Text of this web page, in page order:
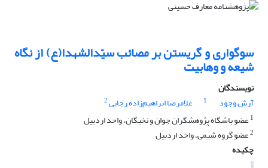
سوگواری و گریستن بر مصائب سیّدالشهدا(ع) از نگاه
شیعه و وهابیت
نویسندگان
آرش وجود
1 غلامرضا ابراهیم‌زاده رجایی2
1عضو باشگاه پژوهشگران جوان و نخبگان، واحد اردبیل
2عضو گروه شیمی، واحد اردبیل
چکیده